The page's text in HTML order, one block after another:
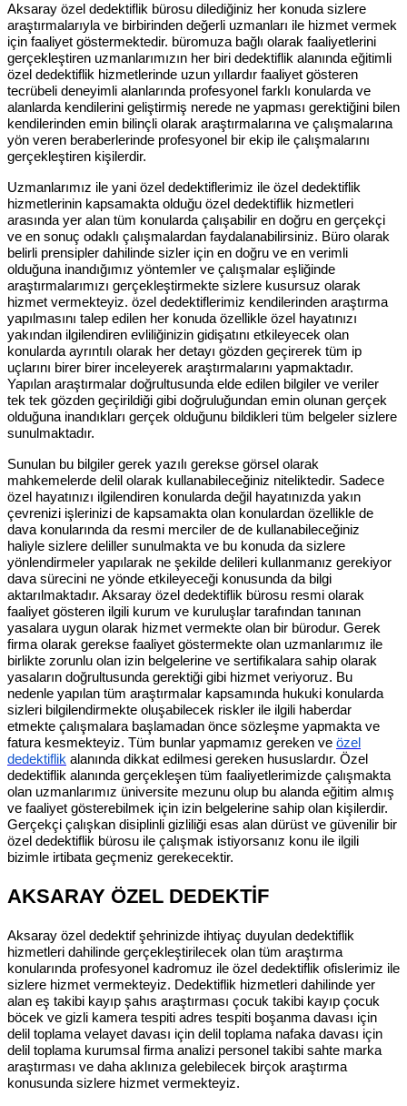
Aksaray özel dedektiflik bürosu dilediğiniz her konuda sizlere
araştırmalarıyla ve birbirinden değerli uzmanları ile hizmet vermek
için faaliyet göstermektedir. büromuza bağlı olarak faaliyetlerini
gerçekleştiren uzmanlarımızın her biri dedektiflik alanında eğitimli
özel dedektiflik hizmetlerinde uzun yıllardır faaliyet gösteren
tecrübeli deneyimli alanlarında profesyonel farklı konularda ve
alanlarda kendilerini geliştirmiş nerede ne yapması gerektiğini bilen
kendilerinden emin bilinçli olarak araştırmalarına ve çalışmalarına
yön veren beraberlerinde profesyonel bir ekip ile çalışmalarını
gerçekleştiren kişilerdir.
Uzmanlarımız ile yani özel dedektiflerimiz ile özel dedektiflik
hizmetlerinin kapsamakta olduğu özel dedektiflik hizmetleri
arasında yer alan tüm konularda çalışabilir en doğru en gerçekçi
ve en sonuç odaklı çalışmalardan faydalanabilirsiniz. Büro olarak
belirli prensipler dahilinde sizler için en doğru ve en verimli
olduğuna inandığımız yöntemler ve çalışmalar eşliğinde
araştırmalarımızı gerçekleştirmekte sizlere kusursuz olarak
hizmet vermekteyiz. özel dedektiflerimiz kendilerinden araştırma
yapılmasını talep edilen her konuda özellikle özel hayatınızı
yakından ilgilendiren evliliğinizin gidişatını etkileyecek olan
konularda ayrıntılı olarak her detayı gözden geçirerek tüm ip
uçlarını birer birer inceleyerek araştırmalarını yapmaktadır.
Yapılan araştırmalar doğrultusunda elde edilen bilgiler ve veriler
tek tek gözden geçirildiği gibi doğruluğundan emin olunan gerçek
olduğuna inandıkları gerçek olduğunu bildikleri tüm belgeler sizlere
sunulmaktadır.
Sunulan bu bilgiler gerek yazılı gerekse görsel olarak
mahkemelerde delil olarak kullanabileceğiniz niteliktedir. Sadece
özel hayatınızı ilgilendiren konularda değil hayatınızda yakın
çevrenizi işlerinizi de kapsamakta olan konulardan özellikle de
dava konularında da resmi merciler de de kullanabileceğiniz
haliyle sizlere deliller sunulmakta ve bu konuda da sizlere
yönlendirmeler yapılarak ne şekilde delileri kullanmanız gerekiyor
dava sürecini ne yönde etkileyeceği konusunda da bilgi
aktarılmaktadır. Aksaray özel dedektiflik bürosu resmi olarak
faaliyet gösteren ilgili kurum ve kuruluşlar tarafından tanınan
yasalara uygun olarak hizmet vermekte olan bir bürodur. Gerek
firma olarak gerekse faaliyet göstermekte olan uzmanlarımız ile
birlikte zorunlu olan izin belgelerine ve sertifikalara sahip olarak
yasaların doğrultusunda gerektiği gibi hizmet veriyoruz. Bu
nedenle yapılan tüm araştırmalar kapsamında hukuki konularda
sizleri bilgilendirmekte oluşabilecek riskler ile ilgili haberdar
etmekte çalışmalara başlamadan önce sözleşme yapmakta ve
fatura kesmekteyiz. Tüm bunlar yapmamız gereken ve özel
dedektiflik alanında dikkat edilmesi gereken hususlardır. Özel
dedektiflik alanında gerçekleşen tüm faaliyetlerimizde çalışmakta
olan uzmanlarımız üniversite mezunu olup bu alanda eğitim almış
ve faaliyet gösterebilmek için izin belgelerine sahip olan kişilerdir.
Gerçekçi çalışkan disiplinli gizliliği esas alan dürüst ve güvenilir bir
özel dedektiflik bürosu ile çalışmak istiyorsanız konu ile ilgili
bizimle irtibata geçmeniz gerekecektir.
AKSARAY ÖZEL DEDEKTİF
Aksaray özel dedektif şehrinizde ihtiyaç duyulan dedektiflik
hizmetleri dahilinde gerçekleştirilecek olan tüm araştırma
konularında profesyonel kadromuz ile özel dedektiflik ofislerimiz ile
sizlere hizmet vermekteyiz. Dedektiflik hizmetleri dahilinde yer
alan eş takibi kayıp şahıs araştırması çocuk takibi kayıp çocuk
böcek ve gizli kamera tespiti adres tespiti boşanma davası için
delil toplama velayet davası için delil toplama nafaka davası için
delil toplama kurumsal firma analizi personel takibi sahte marka
araştırması ve daha aklınıza gelebilecek birçok araştırma
konusunda sizlere hizmet vermekteyiz.